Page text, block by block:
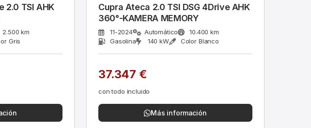
2.0 TSI AHK
2.500 km
Gris
Cupra Ateca 2.0 TSI DSG 4Drive AHK
360°-KAMERA MEMORY
11-2024 Automático
10.400 km
Gasolina
140 kW Color Blanco
37.347 €
con todo incluido
Más información